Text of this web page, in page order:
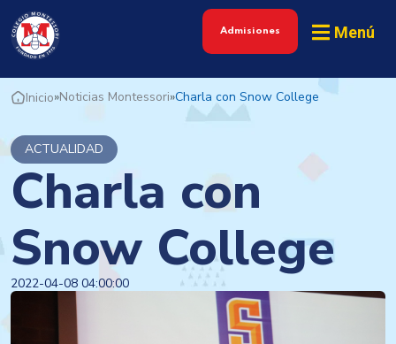
Admisiones Menú
Inicio»Noticias Montessori»Charla con Snow College
ACTUALIDAD
Charla con
Snow College
2022-04-08 04:00:00